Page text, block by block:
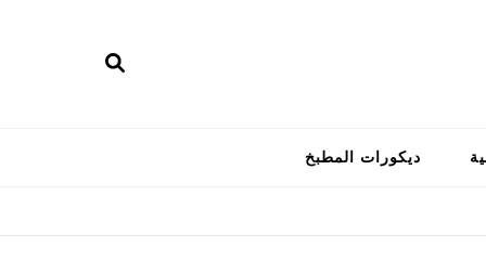
ديكورات المطبخ